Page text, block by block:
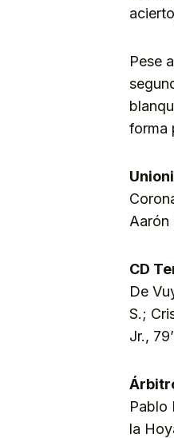
Pese
forma
Aarón
CD
De
S.;
Jr.,
Pablo
la